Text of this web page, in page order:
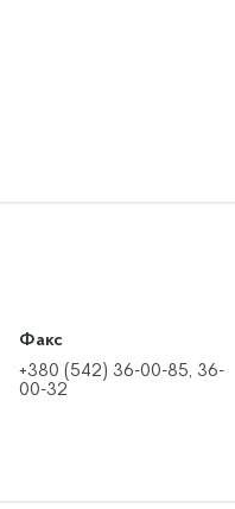
Факс
+380 (542) 36-00-85, 36-
00-32